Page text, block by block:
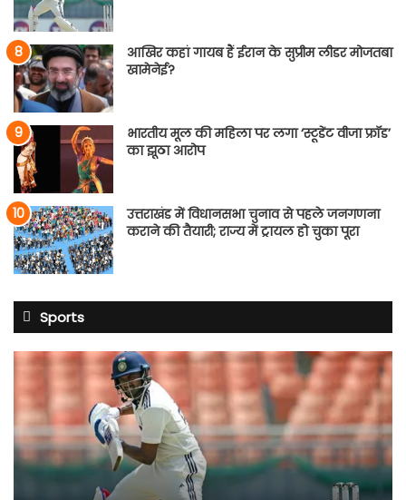
आखिर कहां गायब हैं ईरान के सुप्रीम लीडर मोजतबा
खामेनेई?
भारतीय मूल की महिला पर लगा ‘स्टूडेंट वीजा फ्रॉड’
का झूठा आरोप
उत्तराखंड में विधानसभा चुनाव से पहले जनगणना
कराने की तैयारी; राज्य में ट्रायल हो चुका पूरा
Sports
साई
श्रीलंका
सीरीज
से